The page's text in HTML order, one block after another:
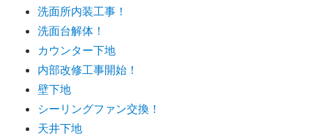
洗面所内装工事！
洗面台解体！
カウンター下地
内部改修工事開始！
壁下地
シーリングファン交換！
天井下地